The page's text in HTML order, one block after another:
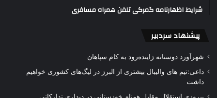
شرایط اظهارنامه گمرکی تلفن همراه مسافری
پیشنهاد سردبیر
شهرآورد دوستانه زاینده‌رود به کام سپاهان
داعی:تیم های والیبال بیشتری از البرز در لیگ‌های کشوری خواهیم
داشت
پیروزی استقلال مقابل همنام خوزستانی در دیداری تدارکاتی